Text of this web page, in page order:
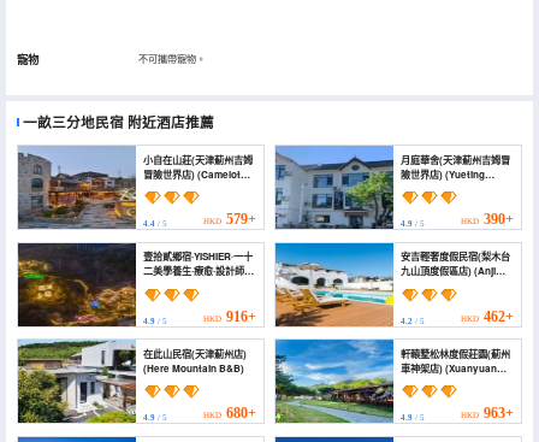
寵物 不可攜帶寵物。
一畝三分地民宿 附近酒店推薦
小自在山莊(天津薊州吉姆
冒險世界店) (Camelot
Hotel)
4.4 / 5 HKD 579+
月庭華舍(天津薊州吉姆冒
險世界店) (Yueting
Huashe (Tianjin Jizhou
Jim Adventure World))
4.9/ 5 HKD 390+
壹拾貳鄉宿·YISHIER·一十
二美學養生·療愈·設計師民
宿(薊州店) (Yishier)
4.9 / 5 HKD 916+
安吉輕奢度假民宿(梨木台
九山頂度假區店) (Anji
Light Luxury Holiday
Homestay)
4.2/ 5 HKD 462+
在此山民宿(天津薊州店)
(Here Mountain B&B)
4.9 / 5 HKD 680+
軒轅墅松林度假莊園(薊州
車神架店) (Xuanyuan
Villa|Pine Forest Resort
Manor (Jizhou
Cheshenjia Store))
4.9/ 5 HKD 963+